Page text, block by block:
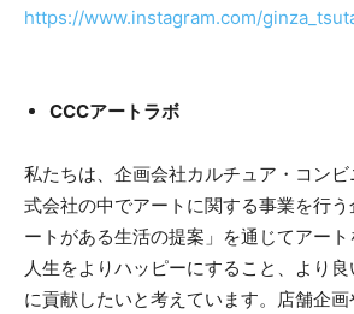
https://www.instagram.com/
CCCアートラボ
私たちは、企画会社カルチュア・コン
式会社の中でアートに関する事業を行
ートがある生活の提案」を通じてアー
人生をよりハッピーにすること、より
に貢献したいと考えています。店舗企画